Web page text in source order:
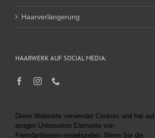
Haarverlängerung
HAARWERK AUF SOCIAL MEDIA:
Diese Webseite verwendet Cookies und hat auf
einigen Unterseiten Elemente von
Fremdanbietern eingebunden. Wenn Sie die